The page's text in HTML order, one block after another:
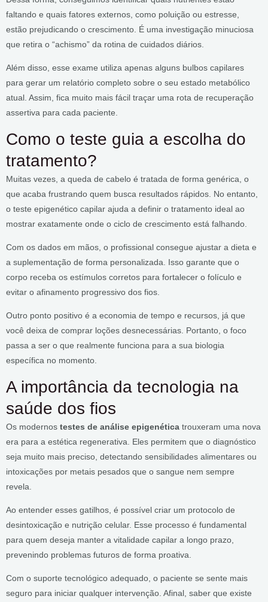
faltando e quais fatores externos, como poluição ou estresse,
estão prejudicando o crescimento. É uma investigação minuciosa
que retira o “achismo” da rotina de cuidados diários.
Além disso, esse exame utiliza apenas alguns bulbos capilares
para gerar um relatório completo sobre o seu estado metabólico
atual. Assim, fica muito mais fácil traçar uma rota de recuperação
assertiva para cada paciente.
Como o teste guia a escolha do
tratamento?
Muitas vezes, a queda de cabelo é tratada de forma genérica, o
que acaba frustrando quem busca resultados rápidos. No entanto,
o teste epigenético capilar ajuda a definir o tratamento ideal ao
mostrar exatamente onde o ciclo de crescimento está falhando.
Com os dados em mãos, o profissional consegue ajustar a dieta e
a suplementação de forma personalizada. Isso garante que o
corpo receba os estímulos corretos para fortalecer o folículo e
evitar o afinamento progressivo dos fios.
Outro ponto positivo é a economia de tempo e recursos, já que
você deixa de comprar loções desnecessárias. Portanto, o foco
passa a ser o que realmente funciona para a sua biologia
específica no momento.
A importância da tecnologia na
saúde dos fios
Os modernos testes de análise epigenética trouxeram uma nova
era para a estética regenerativa. Eles permitem que o diagnóstico
seja muito mais preciso, detectando sensibilidades alimentares ou
intoxicações por metais pesados que o sangue nem sempre
revela.
Ao entender esses gatilhos, é possível criar um protocolo de
desintoxicação e nutrição celular. Esse processo é fundamental
para quem deseja manter a vitalidade capilar a longo prazo,
prevenindo problemas futuros de forma proativa.
Com o suporte tecnológico adequado, o paciente se sente mais
seguro para iniciar qualquer intervenção. Afinal, saber que existe